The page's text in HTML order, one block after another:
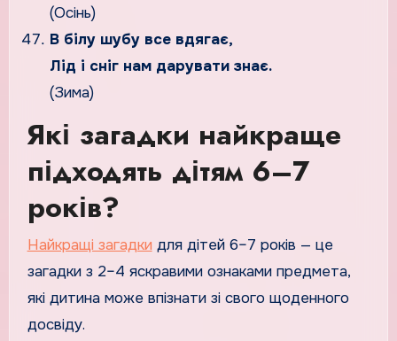
(Осінь)
В білу шубу все вдягає,
Лід і сніг нам дарувати знає.
(Зима)
Які загадки найкраще
підходять дітям 6–7
років?
Найкращі загадки для дітей 6–7 років — це
загадки з 2–4 яскравими ознаками предмета,
які дитина може впізнати зі свого щоденного
досвіду.